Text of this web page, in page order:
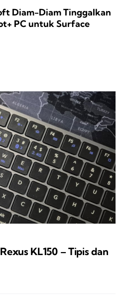
Diam-Diam Tinggalkan
PC untuk Surface
KL150 – Tipis dan